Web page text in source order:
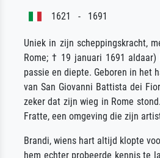
1621 - 1691
Uniek in zijn scheppingskracht,
Rome; † 19 januari 1691
passie en diepte. Geboren in het
van San Giovanni Battista dei
zeker dat zijn wieg in Rome
Fratte, een omgeving die zijn
Brandi, wiens hart altijd klopte
hem echter probeerde kennis te